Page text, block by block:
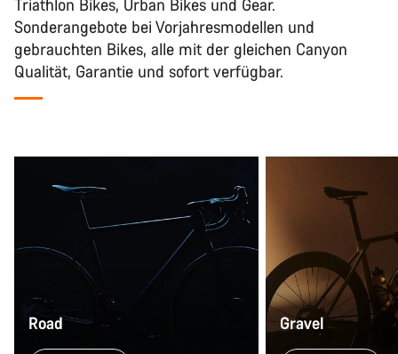
Triathlon Bikes, Urban Bikes und Gear.
Sonderangebote bei Vorjahresmodellen und
gebrauchten Bikes, alle mit der gleichen Canyon
Qualität, Garantie und sofort verfügbar.
Road Gravel